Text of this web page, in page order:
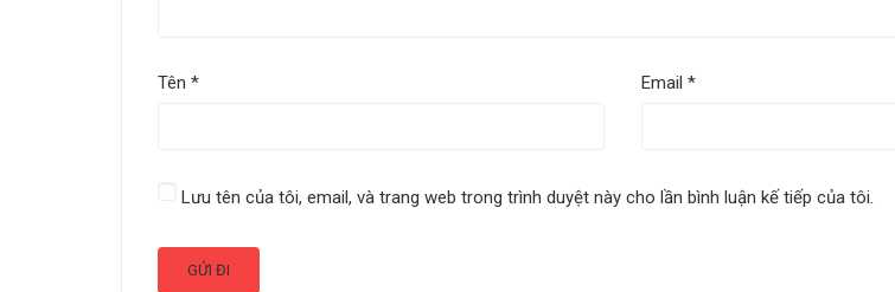
Tên * Email*
Lưu tên của tôi, email, và trang web trong trình duyệt này cho lần bình luận kế tiếp của tôi.